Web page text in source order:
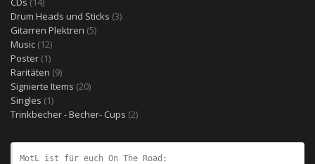
Produkte
Drum Heads und Sticks 33
Gitarren Plektren 55
Music 1212
Produkte
Poster 11
Produkt
Raritäten 99
Produkte
Signierte Items 2020
Singles 11
Produkt
Trinkbecher - Becher- Cups 22
MotL ist für euch On The Road: